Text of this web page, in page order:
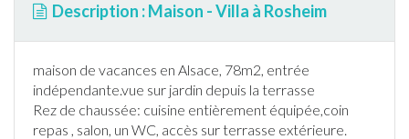
Description : Maison - Villa à Rosheim
maison de vacances en Alsace, 78m2, entrée
indépendante.vue sur jardin depuis la terrasse
Rez de chaussée: cuisine entièrement équipée,coin
repas , salon, un WC, accès surterrasse extérieure.